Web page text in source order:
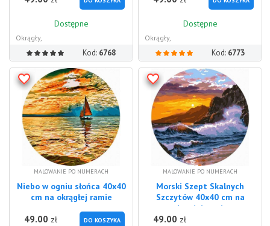
Dostępne
Okrągły,
Kod: 6768
Dostępne
Okrągły,
Kod: 6773
MALOWANIE PO NUMERACH
Niebo w ogniu słońca 40x40
cm na okrągłej ramie
49.00 zł DO KOSZYKA
MALOWANIE PO NUMERACH
Morski Szept Skalnych
Szczytów 40x40 cm na
okrągłej ramie
49.00 zł